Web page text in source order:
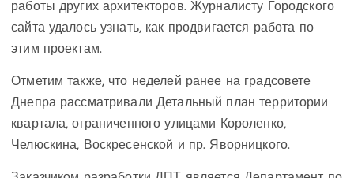
работы других архитекторов. Журналисту Городского
сайта удалось узнать, как продвигается работа по
этим проектам.
Отметим также, что неделей ранее на градсовете
Днепра рассматривали Детальный план территории
квартала, ограниченного улицами Короленко,
Челюскина, Воскресенской и пр. Яворницкого.